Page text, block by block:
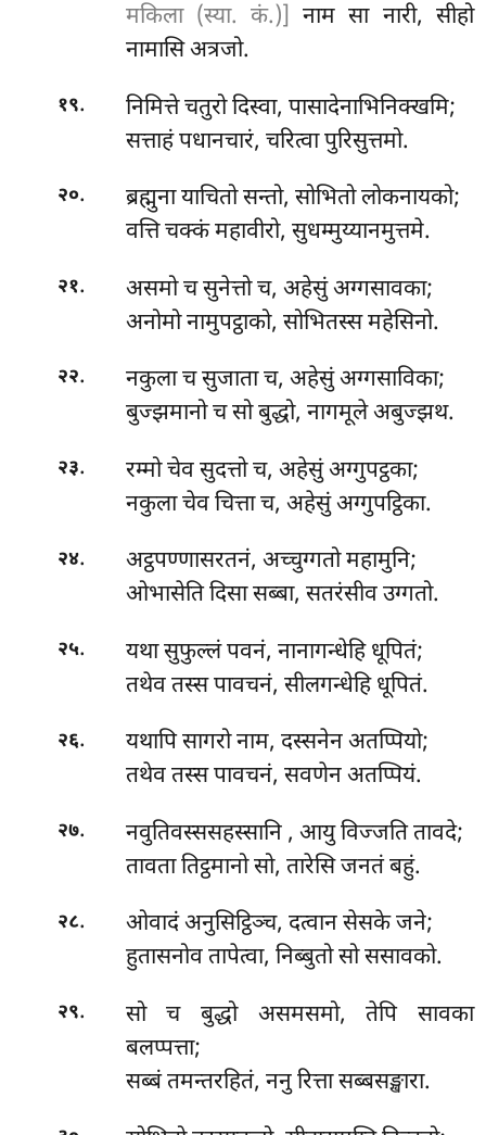
मकिला (स्या. कं.)] नाम सा नारी, सीहो
नामासि अत्रजो.
१९.
निमित्ते चतुरो दिस्वा, पासादेनाभिनिक्खमि;
सत्ताहं पधानचारं, चरित्वा पुरिसुत्तमो.
२०.
ब्रह्मुना याचितो सन्तो, सोभितो लोकनायको;
वत्ति चक्कं महावीरो, सुधम्मुय्यानमुत्तमे.
२१.
असमो च सुनेत्तो च, अहेसुं अग्गसावका;
अनोमो नामुपट्ठाको, सोभितस्स महेसिनो.
२२.
नकुला च सुजाता च, अहेसुं अग्गसाविका;
बुज्झमानो च सो बुद्धो, नागमूले अबुज्झथ.
२३.
रम्मो चेव सुदत्तो च, अहेसुं अग्गुपट्ठका;
नकुला चेव चित्ता च, अहेसुं अग्गुपट्ठिका.
२४.
अट्ठपण्णासरतनं, अच्चुग्गतो महामुनि;
ओभासेति दिसा सब्बा, सतरंसीव उग्गतो.
२५. यथासुफुल्लं पवनं, नानागन्धेहि धूपितं;
तथेव तस्स पावचनं, सीलगन्धेहि धूपितं.
२६.
यथापि सागरो नाम, दस्सनेन अतप्पियो;
तथेव तस्स पावचनं, सवणेन अतप्पियं.
२७. नवुतिवस्ससहस्सानि , आयु विज्जति तावदे;
तावता तिट्ठमानो सो, तारेसि जनतं बहुं.
२८.
ओवादं अनुसिट्ठिञ्च, दत्वान सेसके जने;
हुतासनोव तापेत्वा, निब्बुतो सो ससावको.
२९. सोच बुद्धो असमसमो, तेपि सावका
बलप्पत्ता;
सब्बं तमन्तरहितं, ननु रित्ता सब्बसङ्खारा.